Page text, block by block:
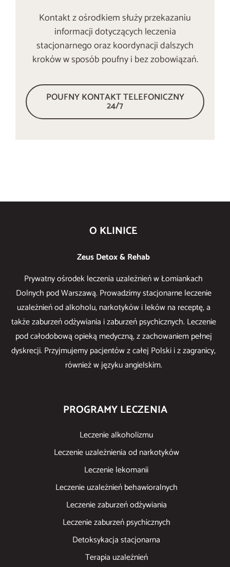
Kontakt z ośrodkiem służy przekazaniu
informacji dotyczących leczenia
stacjonarnego oraz koordynacji dalszych
kroków w sposób poufny i bez zobowiązań.
POUFNY KONTAKT TELEFONICZNY
24/7
O KLINICE
Zeus Detox & Rehab
Prywatny ośrodek leczenia uzależnień w Łomiankach
Dolnych pod Warszawą. Prowadzimy stacjonarne leczenie
uzależnień od alkoholu, narkotyków i leków na receptę, a
także zaburzeń odżywiania i zaburzeń psychicznych. Leczenie
pod całodobową opieką medyczną, z zachowaniem pełnej
dyskrecji. Przyjmujemy pacjentów z całej Polski i z zagranicy,
również w języku angielskim.
PROGRAMY LECZENIA
Leczenie alkoholizmu
Leczenie uzależnienia od narkotyków
Leczenie lekomanii
Leczenie uzależnień behawioralnych
Leczenie zaburzeń odżywiania
Leczenie zaburzeń psychicznych
Detoksykacja stacjonarna
Terapia uzależnień